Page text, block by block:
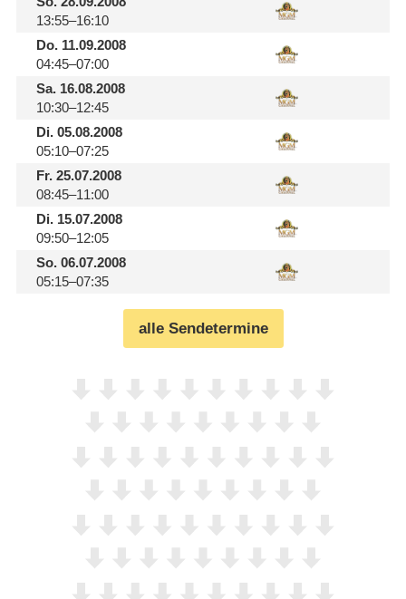
13:55–16:10
Do.11.09.2008
04:45–07:00
Sa.16.08.2008
10:30–12:45
Di.05.08.2008
05:10–07:25
Fr.25.07.2008
08:45–11:00
Di.15.07.2008
09:50–12:05
So.06.07.2008
05:15–07:35
alle Sendetermine